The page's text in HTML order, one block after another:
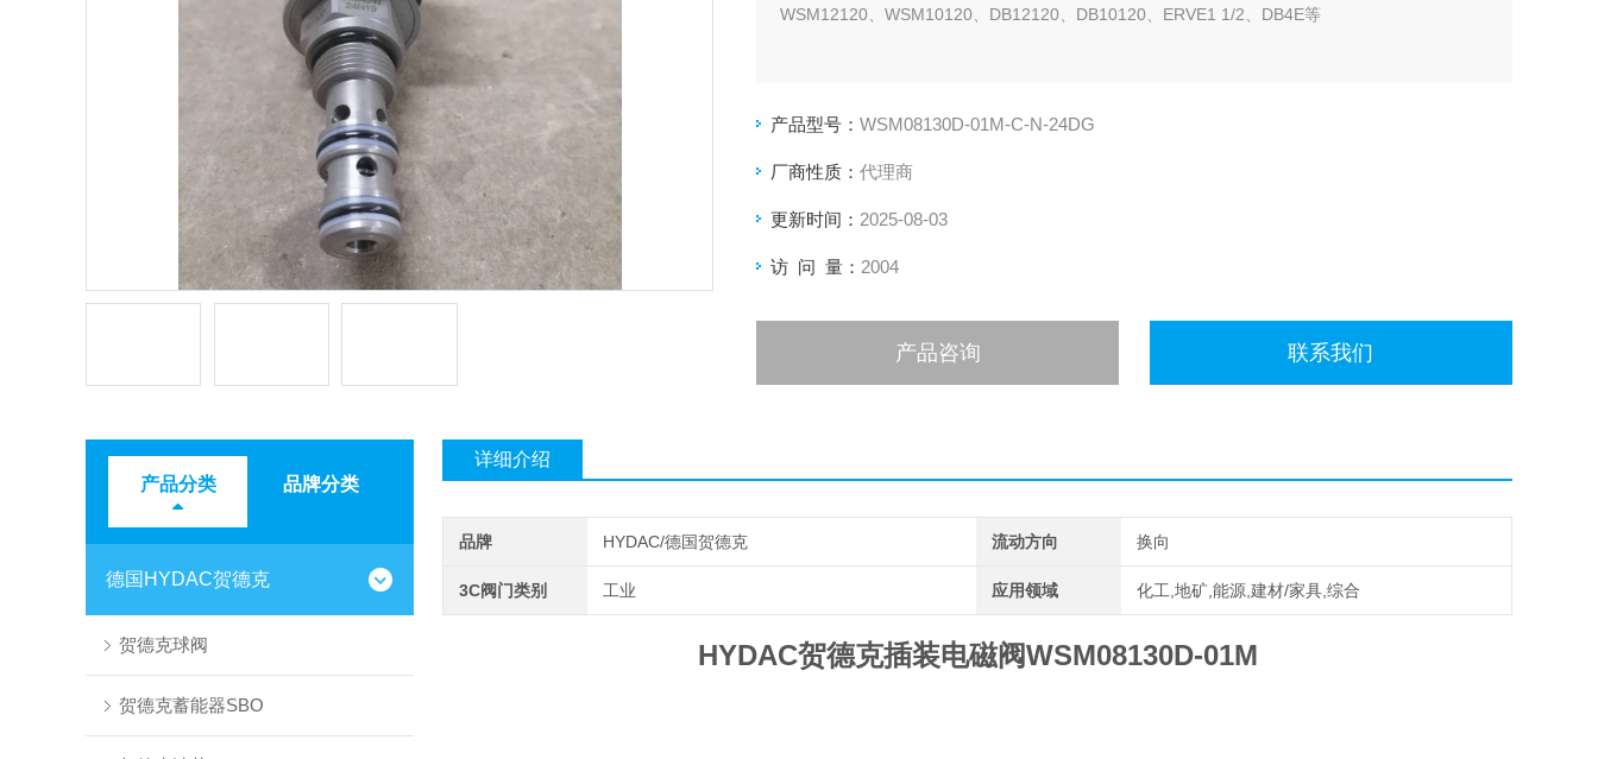
WSM12120、WSM10120、DB12120、DB10120、ERVE1 1/2、DB4E等
产品型号： WSM08130D-01M-C-N-24DG
厂商性质： 代理商
更新时间： 2025-08-03
访 问 量： 2004
产品咨询 联系我们
产品分类 品牌分类
德国HYDAC贺德克
贺德克球阀
贺德克蓄能器SBO
详细介绍
品牌 HYDAC/德国贺德克 流动方向 换向
3C阀门类别 工业 应用领域 化工,地矿,能源,建材/家具,综合
HYDAC贺德克插装电磁阀WSM08130D-01M